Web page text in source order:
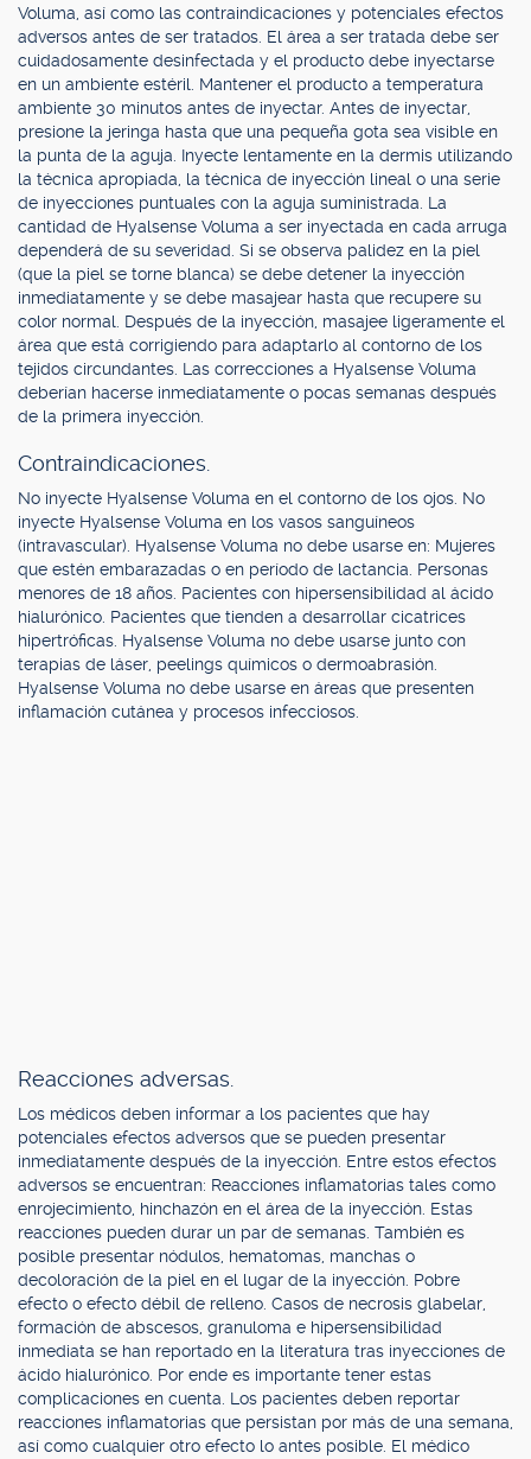
Voluma, así como las contraindicaciones y potenciales efectos
adversos antes de ser tratados. El área a ser tratada debe ser
cuidadosamente desinfectada y el producto debe inyectarse
en un ambiente estéril. Mantener el producto a temperatura
ambiente 30 minutos antes de inyectar. Antes de inyectar,
presione la jeringa hasta que una pequeña gota sea visible en
la punta de la aguja. Inyecte lentamente en la dermis utilizando
la técnica apropiada, la técnica de inyección lineal o una serie
de inyecciones puntuales con la aguja suministrada. La
cantidad de Hyalsense Voluma a ser inyectada en cada arruga
dependerá de su severidad. Si se observa palidez en la piel
(que la piel se torne blanca) se debe detener la inyección
inmediatamente y se debe masajear hasta que recupere su
color normal. Después de la inyección, masajee ligeramente el
área que está corrigiendo para adaptarlo al contorno de los
tejidos circundantes. Las correcciones a Hyalsense Voluma
deberían hacerse inmediatamente o pocas semanas después
de la primera inyección.
Contraindicaciones.
No inyecte Hyalsense Voluma en el contorno de los ojos. No
inyecte Hyalsense Voluma en los vasos sanguíneos
(intravascular). Hyalsense Voluma no debe usarse en: Mujeres
que estén embarazadas o en período de lactancia. Personas
menores de 18 años. Pacientes con hipersensibilidad al ácido
hialurónico. Pacientes que tienden a desarrollar cicatrices
hipertróficas. Hyalsense Voluma no debe usarse junto con
terapias de láser, peelings químicos o dermoabrasión.
Hyalsense Voluma no debe usarse en áreas que presenten
inflamación cutánea y procesos infecciosos.
Reacciones adversas.
Los médicos deben informar a los pacientes que hay
potenciales efectos adversos que se pueden presentar
inmediatamente después de la inyección. Entre estos efectos
adversos se encuentran: Reacciones inflamatorias tales como
enrojecimiento, hinchazón en el área de la inyección. Estas
reacciones pueden durar un par de semanas. También es
posible presentar nódulos, hematomas, manchas o
decoloración de la piel en el lugar de la inyección. Pobre
efecto o efecto débil de relleno. Casos de necrosis glabelar,
formación de abscesos, granuloma e hipersensibilidad
inmediata se han reportado en la literatura tras inyecciones de
ácido hialurónico. Por ende es importante tener estas
complicaciones en cuenta. Los pacientes deben reportar
reacciones inflamatorias que persistan por más de una semana,
así como cualquier otro efecto lo antes posible. El médico